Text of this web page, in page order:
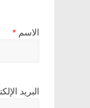
الاسم *
البريد